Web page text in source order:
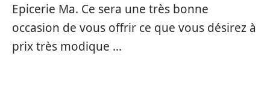
Epicerie Ma. Ce sera une très bonne
occasion de vous offrir ce que vous désirez à
prix très modique …